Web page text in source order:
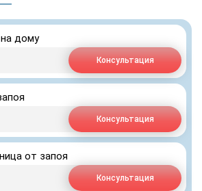
дому
Консультация
Консультация
от запоя
Консультация